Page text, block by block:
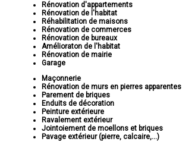
Rénovation d'appartements
Rénovation de l'habitat
Réhabilitation de maisons
Rénovation de commerces
Rénovation de bureaux
Amélioraton de l'habitat
Rénovation de mairie
Garage
Maçonnerie
Rénovation de murs en pierres apparentes
Parement de briques
Enduits de décoration
Peinture extérieure
Ravalement extérieur
Jointoiement de moellons et briques
Pavage extérieur (pierre, calcaire,...)